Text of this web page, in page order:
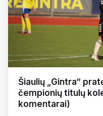
Šiaulių „Gintra“
čempionių titulų
komentarai)